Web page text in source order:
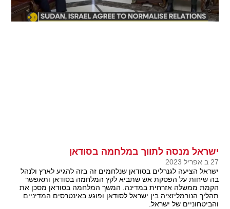
ישראל מנסה לתווך במלחמה בסודאן
27 ב אפריל 2023
ישראל הציעה לגנרלים בסודאן שנלחמים זה בזה להגיע לארץ ולנהל
בה שיחות על הפסקת אש שתביא לקץ המלחמה בסודאן ותאפשר
הקמת ממשלה אזרחית במדינה. המשך המלחמה בסודאן מסכן את
תהליך הנורמליזציה בין ישראל לסודאן ופוגע באינטרסים המדיניים
והביטחוניים של ישראל.